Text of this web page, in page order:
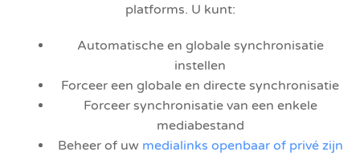
platforms. U kunt:
Automatische en globale synchronisatie
instellen
Forceer een globale en directe synchronisatie
Forceer synchronisatie van een enkele
mediabestand
Beheer of uw medialinks openbaar of privé zijn